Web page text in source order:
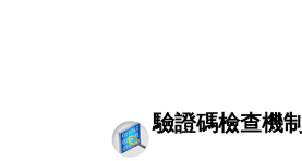
驗證碼檢查機制